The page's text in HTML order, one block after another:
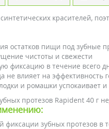
красителей,
остатков пищи под зубные
чистоты и свежести
фиксацию в течение всего
не влияет на эффективность
и ромашки
протезов Rapident 40 г
зубных протезов в